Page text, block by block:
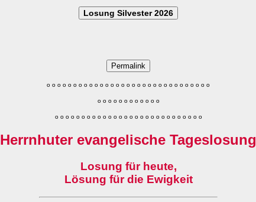
Losung Silvester 2026
Permalink
o o o o o o o o o o o o o o o o o o o o o o o o o o o o o o o
o o o o o o o o o o o o
o o o o o o o o o o o o o o o o o o o o o o o o o o o o
Herrnhuter evangelische Tageslosung
Losung für heute,
Lösung für die Ewigkeit